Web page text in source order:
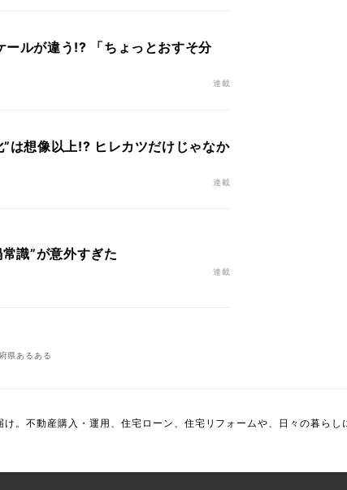
ールが違う!? 「ちょっとおすそ分
連載
”は想像以上!? ヒレカツだけじゃなか
連載
識”が意外すぎた
連載
県あるある
。不動産購入・運用、住宅ローン、住宅リフォームや、日々の暮らし